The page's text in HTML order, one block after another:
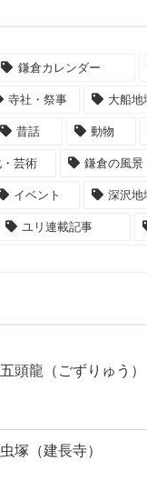
鎌倉カレンダー
寺社・祭事 大船地
昔話 動物
芸術 鎌倉の風景
イベント 深沢地
ユリ連載記事
五頭龍（ごずりゅう）
虫塚（建長寺）